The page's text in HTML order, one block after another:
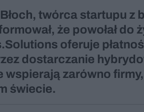
twórca startupu z
że powołał do
oferuje
dostarczanie
wspierają zarówno
świecie.